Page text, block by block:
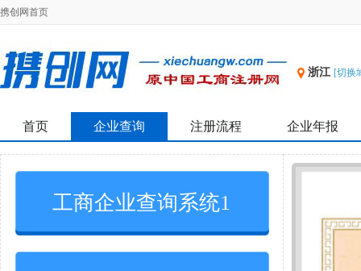
携创网首页
浙江 [切换
首页 企业查询 注册流程 企业年报
工商企业查询系统1